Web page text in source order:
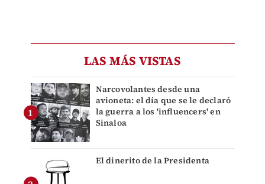
LAS MÁS VISTAS
Narcovolantes desde una
avioneta: el día que se le declaró
la guerra a los 'influencers' en
Sinaloa
El dinerito de la Presidenta